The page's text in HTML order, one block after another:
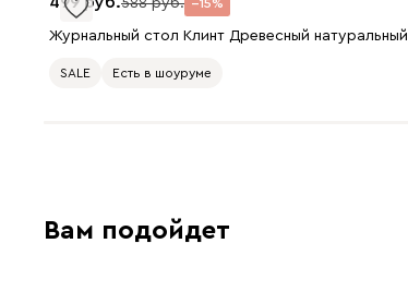
588 15
Журнальный стол Клинт Древесный натуральный
SALE Есть в шоуруме
Вам подойдет